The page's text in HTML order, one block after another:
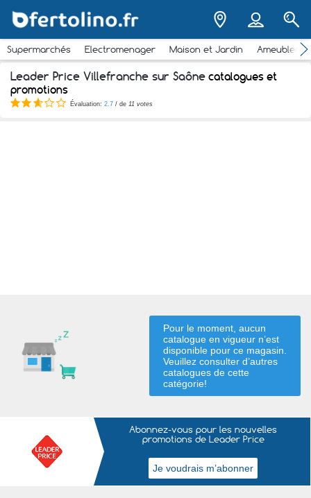
Supermarchés Electromenager Maison et Jardin
Leader Price Villefranche sur Saône catalogues et
promotions
Évaluation: 2.7 / de 11 votes
Pour le moment, aucun
catalogue en vigueur n’est
disponible pour ce magasin.
Veuillez consulter d’autres
catalogues de cette
catégorie!
Abonnez-vous pour les nouvelles
promotions de Leader Price